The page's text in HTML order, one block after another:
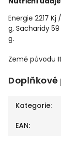
Energie 2217 Kj
g, Sacharidy 59
g.
Země původu
Kategorie:
EAN: